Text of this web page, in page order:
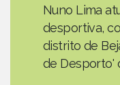
Nuno Lima
desportiva,
distrito de
de Desporto'